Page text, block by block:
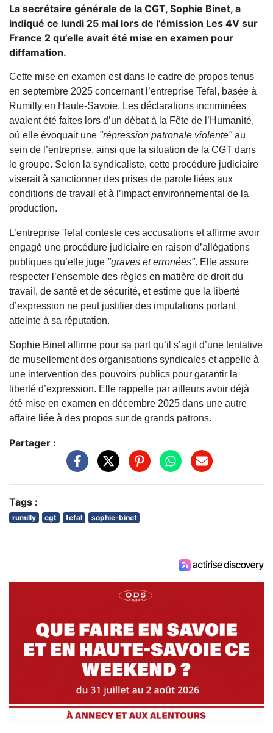
La secrétaire générale de la CGT, Sophie Binet, a
indiqué ce lundi 25 mai lors de l’émission Les 4V sur
France 2 qu’elle avait été mise en examen pour
diffamation.
Cette mise en examen est dans le cadre de propos tenus
en septembre 2025 concernant l’entreprise Tefal, basée à
Rumilly en Haute-Savoie. Les déclarations incriminées
avaient été faites lors d’un débat à la Fête de l’Humanité,
où elle évoquait une "répression patronale violente"au
sein de l’entreprise, ainsi que la situation de la CGT dans
le groupe. Selon la syndicaliste, cette procédure judiciaire
viserait à sanctionner des prises de parole liées aux
conditions de travail et à l’impact environnemental de la
production.
L’entreprise Tefal conteste ces accusations et affirme avoir
engagé une procédure judiciaire en raison d’allégations
publiques qu’elle juge "graves et erronées". Elle assure
respecter l’ensemble des règles en matière de droit du
travail, de santé et de sécurité, et estime que la liberté
d’expression ne peut justifier des imputations portant
atteinte à sa réputation.
Sophie Binet affirme pour sa part qu’il s’agit d’une tentative
de musellement des organisations syndicales et appelle à
une intervention des pouvoirs publics pour garantir la
liberté d’expression. Elle rappelle par ailleurs avoir déjà
été mise en examen en décembre 2025 dans une autre
affaire liée à des propos sur de grands patrons.
Partager :
Tags :
rumilly cgt tefal sophie-binet